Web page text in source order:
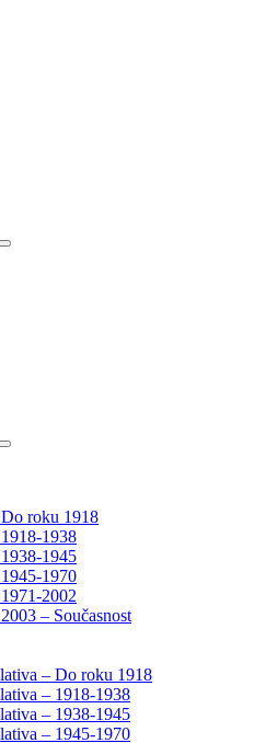
roku 1918
1938
1945
1970
2002
– Současnost
– Do roku 1918
– 1918-1938
– 1938-1945
– 1945-1970